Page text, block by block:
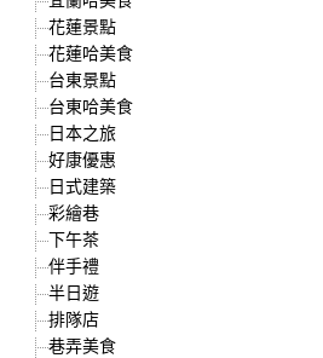
花蓮景點
花蓮哈美食
台東景點
台東哈美食
日本之旅
好康優惠
日式建築
彩繪巷
下午茶
伴手禮
半日遊
排隊店
巷弄美食